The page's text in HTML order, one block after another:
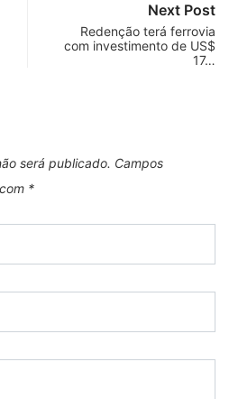
Next Post
Redenção terá ferrovia
com investimento de US$
17…
será publicado. Campos
*